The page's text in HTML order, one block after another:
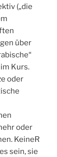
(„die
über
Kurs.
oder
oder
KeineR
sein, sie